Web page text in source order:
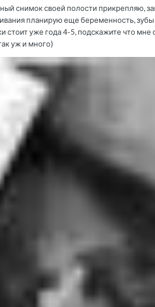
снимок своей полости прикрепляю,
планирую еще беременность,
стоит уже года 4-5, подскажите что
уж и много)